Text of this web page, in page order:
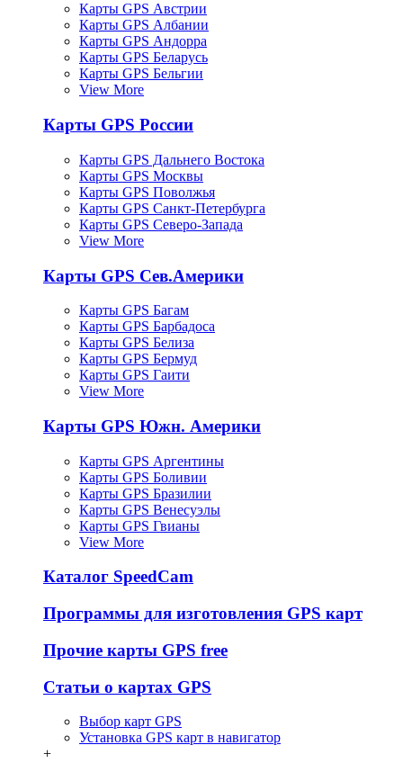
Карты GPS Австрии
Карты GPS Албании
Карты GPS Андорра
Карты GPS Беларусь
Карты GPS Бельгии
View More
Карты GPS России
Карты GPS Дальнего Востока
Карты GPS Москвы
Карты GPS Поволжья
Карты GPS Санкт-Петербурга
Карты GPS Северо-Запада
View More
Карты GPS Сев.Америки
Карты GPS Багам
Карты GPS Барбадоса
Карты GPS Белиза
Карты GPS Бермуд
Карты GPS Гаити
View More
Карты GPS Южн. Америки
Карты GPS Аргентины
Карты GPS Боливии
Карты GPS Бразилии
Карты GPS Венесуэлы
Карты GPS Гвианы
View More
Каталог SpeedCam
Программы для изготовления GPS карт
Прочие карты GPS free
Статьи о картах GPS
Выбор карт GPS
Установка GPS карт в навигатор
+